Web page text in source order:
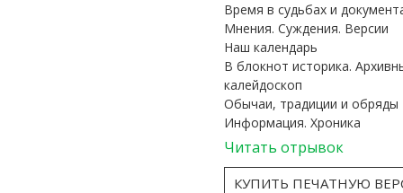
Время в судьбах и
Мнения. Суждения. Версии
Наш календарь
В блокнот историка.
калейдоскоп
Обычаи, традиции и обряды
Информация. Хроника
Читать отрывок
КУПИТЬ ПЕЧАТНУЮ